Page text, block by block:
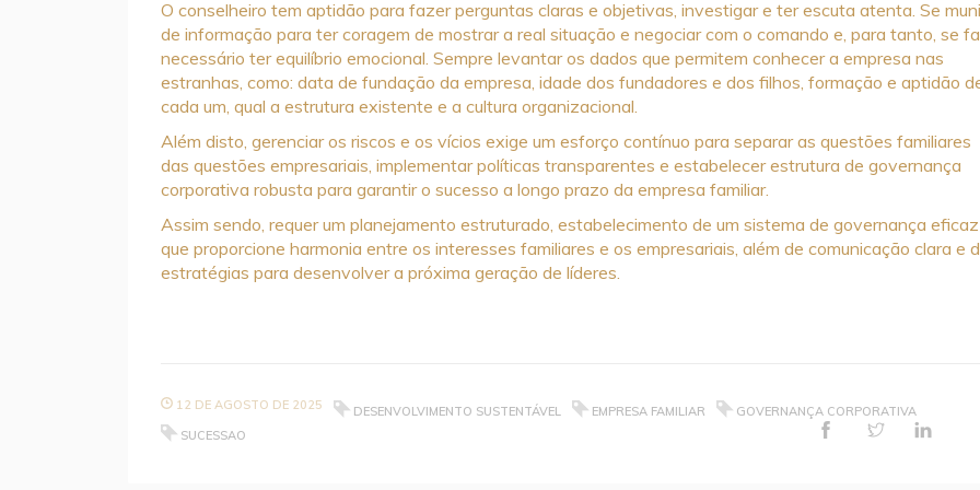
O conselheiro tem aptidão para fazer perguntas claras e objetivas, investigar e ter escuta atenta. Se
de informação para ter coragem de mostrar a real situação e negociar com o comando e, para tanto, se
necessário ter equilíbrio emocional. Sempre levantar os dados que permitem conhecer a empresa nas
estranhas, como: data de fundação da empresa, idade dos fundadores e dos filhos, formação e aptidão
cada um, qual a estrutura existente e a cultura organizacional.
Além disto, gerenciar os riscos e os vícios exige um esforço contínuo para separar as questões familiares
das questões empresariais, implementar políticas transparentes e estabelecer estrutura de governança
corporativa robusta para garantir o sucesso a longo prazo da empresa familiar.
Assim sendo, requer um planejamento estruturado, estabelecimento de um sistema de governança eficaz
que proporcione harmonia entre os interesses familiares e os empresariais, além de comunicação clara e
estratégias para desenvolver a próxima geração de líderes.
12 DE AGOSTO DE 2025 DESENVOLVIMENTO SUSTENTÁVEL EMPRESA FAMILIAR
GOVERNANÇA CORPORATIVA
SUCESSAO